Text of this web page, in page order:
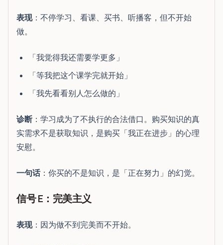
表现：不停学习、看课、买书、听播客，但不开始
做。
「我觉得我还需要学更多」
「等我把这个课学完就开始」
「我先看看别人怎么做的」
诊断 ：学习成为了不执行的合法借口。购买知识的真
实需求不是获取知识，是购买「我正在进步」的心理
安慰。
一句话：你买的不是知识，是「正在努力」的幻觉。
信号 E：完美主义
表现：因为做不到完美而不开始。